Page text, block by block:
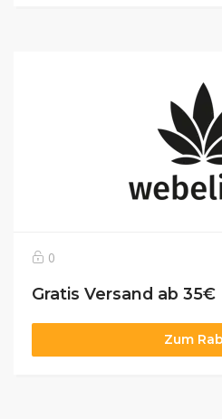
0
Gratis Versand ab 35€
Zum